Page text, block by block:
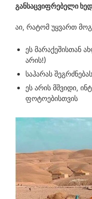
განსაცვიფრებელი
აი, რატომ უყვართ
ეს მარაქეშისთან
არის!)
საჰარას
ეს არის მშვიდი,
ფოტოებისთვის